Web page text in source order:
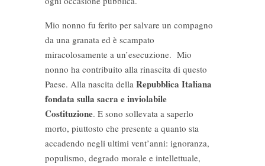
Mio nonno fu ferito per salvare un compagno
da una granata ed è scampato
miracolosamente a un’esecuzione. Mio
nonno ha contribuito alla rinascita di questo
Paese. Alla nascita della Repubblica Italiana
fondata sulla sacra e inviolabile
Costituzione. E sono sollevata a saperlo
morto, piuttosto che presente a quanto sta
accadendo negli ultimi vent’anni: ignoranza,
populismo, degrado morale e intellettuale,